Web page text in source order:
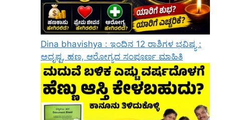
Dina bhavishya : ಇಂದಿನ 12 ರಾಶಿಗಳ ಭವಿಷ್ಯ :
ಅದೃಷ್ಟ, ಹಣ, ಆರೋಗ್ಯದ ಸಂಪೂರ್ಣ ಮಾಹಿತಿ